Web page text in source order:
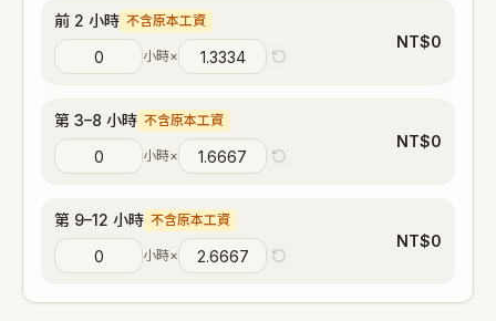
前 2 小時 不含原本工資
小時×
NT$0
第 3–8 小時 不含原本工資
小時×
NT$0
第 9–12 小時 不含原本工資
小時×
NT$0